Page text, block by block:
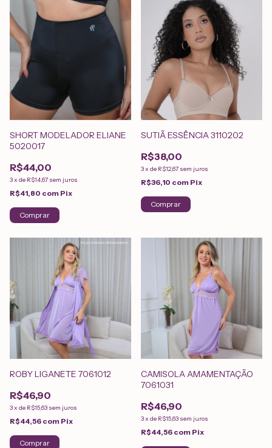
SHORT MODELADOR ELIANE
5020017
R$44,00
3x de R$14,67 sem juros
R$41,80 com Pix
Comprar
SUTIÃ ESSÊNCIA 3110202
R$38,00
3x de R$12,67 sem juros
R$36,10 com Pix
Comprar
ROBY LIGANETE 7061012
R$46,90
3x de R$15,63 sem juros
R$44,56 com Pix
Comprar
CAMISOLA AMAMENTAÇÃO
7061031
R$46,90
3x de R$15,63 sem juros
R$44,56 com Pix